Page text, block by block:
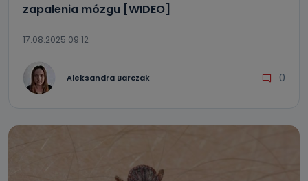
zapalenia mózgu [WIDEO]
17.08.2025 09:12
Aleksandra Barczak 0